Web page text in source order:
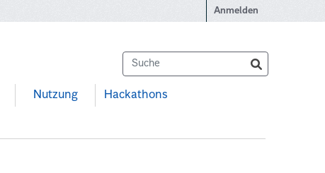
Anmelden
Nutzung Hackathons